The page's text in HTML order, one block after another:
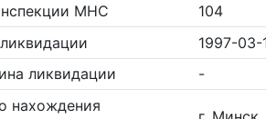
МНС
104
1997-03-
ликвидации
-
нахождения